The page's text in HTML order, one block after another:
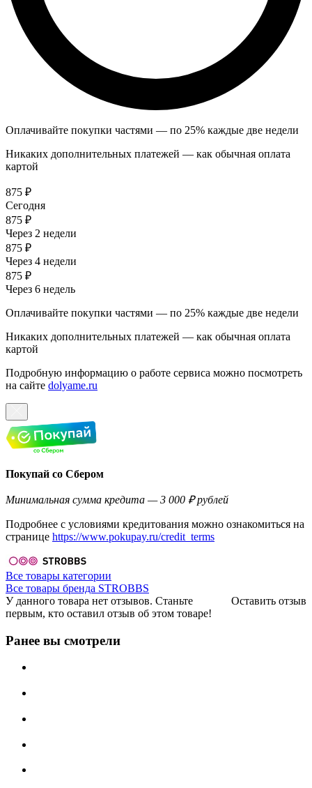
Оплачивайте покупки частями — по 25% каждые две недели
Никаких дополнительных платежей — как обычная оплата
картой
875 ₽
Сегодня
875 ₽
Через 2 недели
875 ₽
Через 4 недели
875 ₽
Через 6 недель
Оплачивайте покупки частями — по 25% каждые две недели
Никаких дополнительных платежей — как обычная оплата
картой
Подробную информацию о работе сервиса можно посмотреть
на сайте dolyame.ru
Покупай со Сбером
Минимальная сумма кредита — 3 000 ₽ рублей
Подробнее с условиями кредитования можно ознакомиться на
странице https://www.pokupay.ru/credit_terms
Все товары категории
Все товары бренда STROBBS
Оставить отзыв
У данного товара нет отзывов. Станьте
первым, кто оставил отзыв об этом товаре!
Ранее вы смотрели